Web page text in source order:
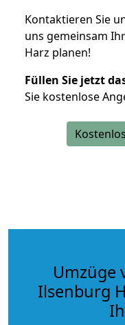
Kontaktieren Sie
uns gemeinsam
Harz planen!
Füllen Sie jetzt
Sie kostenlose
Umzüge
Ilsenburg